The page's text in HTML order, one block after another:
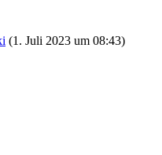
(1. Juli 2023 um 08:43)